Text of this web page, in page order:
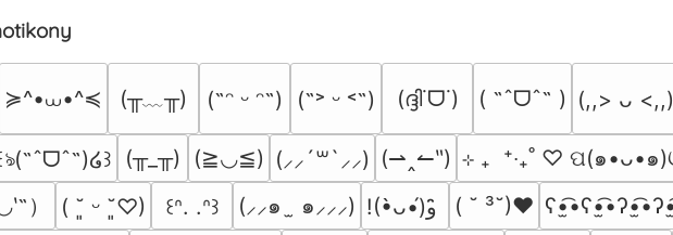
≽^•⩊•^≼ (╥﹏╥) (˶ᵔ ᵕ ᵔ˶) (˶˃ ᵕ ˂˶) (ദ്ദി˙ᗜ˙) ( ˶ˆᗜˆ˵ ) (,,> ᴗ <,,)
໒꒱ (╥_╥) (≧◡≦) (⸝⸝´꒳`⸝⸝) (⇀‸↼‶) ⊹ ₊  ⁺‧₊˚ ♡ ପ(๑•ᴗ•๑
） ( ˘͈ ᵕ ˘͈♡) ꒰ᐢ. .ᐢ꒱ (⸝⸝๑  ̫ ๑⸝⸝⸝) ( ˘ ³˘)♥